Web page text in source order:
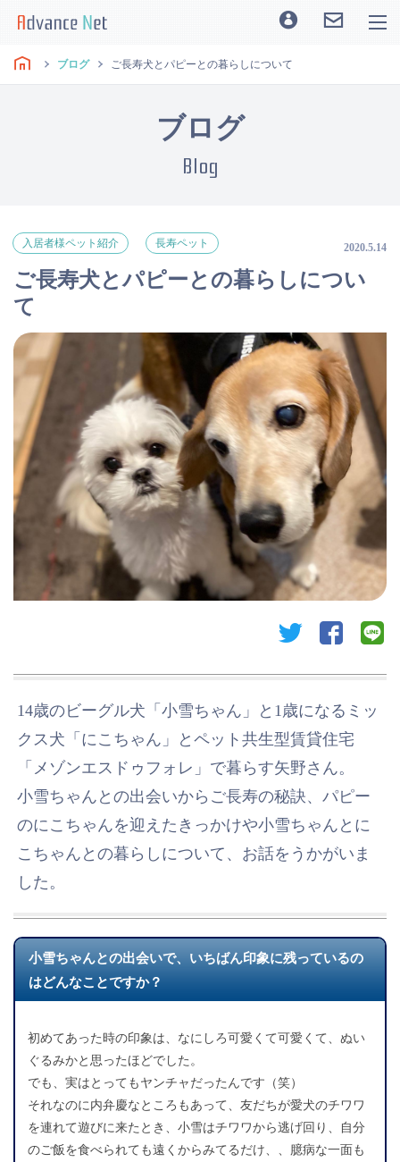
ブログ ご長寿犬とパピーとの暮らしについて
ブログ
Blog
入居者様ペット紹介 長寿ペット 2020.5.14
ご長寿犬とパピーとの暮らしについ
て
twitter facebook
14歳のビーグル犬「小雪ちゃん」と1歳になるミッ
クス犬「にこちゃん」とペット共生型賃貸住宅
「メゾンエスドゥフォレ」で暮らす矢野さん。
小雪ちゃんとの出会いからご長寿の秘訣、パピー
のにこちゃんを迎えたきっかけや小雪ちゃんとに
こちゃんとの暮らしについて、お話をうかがいま
した。
小雪ちゃんとの出会いで、いちばん印象に残っているの
はどんなことですか？
初めてあった時の印象は、なにしろ可愛くて可愛くて、ぬい
ぐるみかと思ったほどでした。
でも、実はとってもヤンチャだったんです（笑）
それなのに内弁慶なところもあって、友だちが愛犬のチワワ
を連れて遊びに来たとき、小雪はチワワから逃げ回り、自分
のご飯を食べられても遠くからみてるだけ、、臆病な一面も